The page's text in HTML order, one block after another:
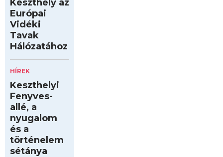
Keszthely az
Európai
Vidéki
Tavak
Hálózatához
HÍREK
Keszthelyi
Fenyves-
allé, a
nyugalom
és a
történelem
sétánya